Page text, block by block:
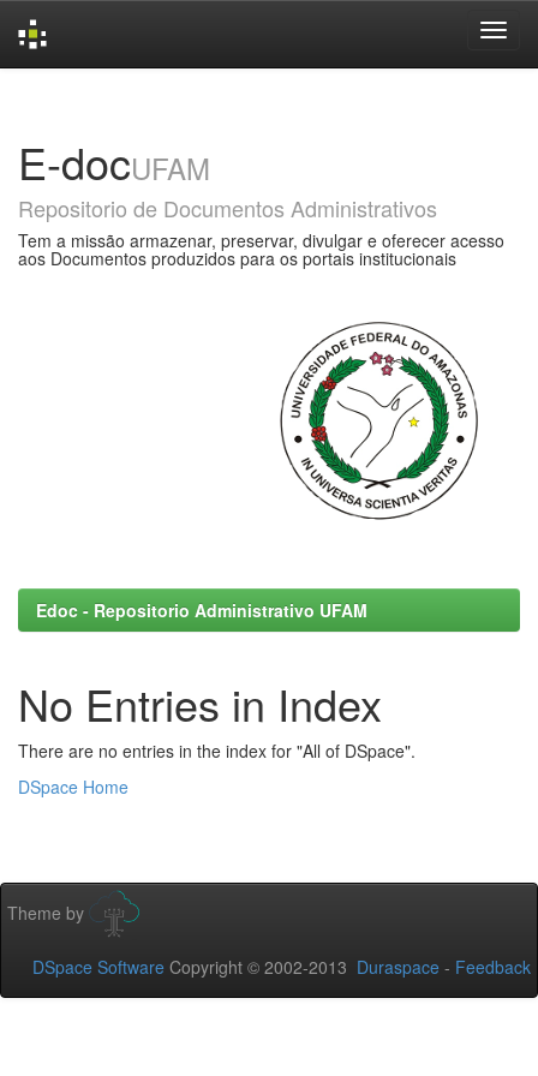
E-docUFAM
Repositorio de Documentos Administrativos
Tem a missão armazenar, preservar, divulgar e oferecer acesso
aos Documentos produzidos para os portais institucionais
Edoc - Repositorio Administrativo UFAM
No Entries in Index
There are no entries in the index for "All of DSpace".
DSpace Home
Theme by
DSpace Software Copyright © 2002-2013 Duraspace - Feedback